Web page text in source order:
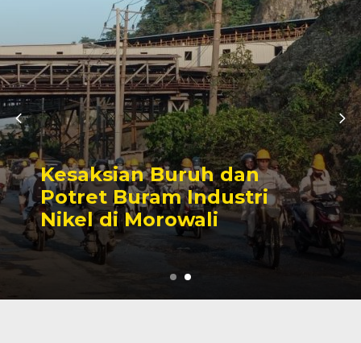
Sengketa Perizinan
Tambang yang Mengiringi
Karier Politik Anwar Hafid